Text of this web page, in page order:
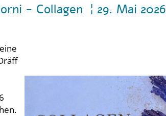
- Collagen ¦ 29. Mai 2026